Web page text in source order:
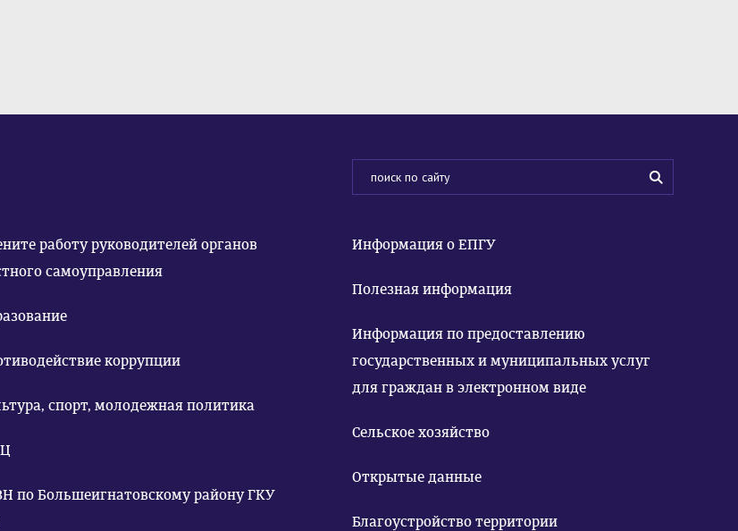
работу руководителей органов
самоуправления
коррупции
спорт, молодежная политика
по Большеигнатовскому району ГКУ
Информация о ЕПГУ
Полезная информация
Информация по предоставлению
государственных и муниципальных услуг
для граждан в электронном виде
Сельское хозяйство
Открытые данные
Благоустройство территории